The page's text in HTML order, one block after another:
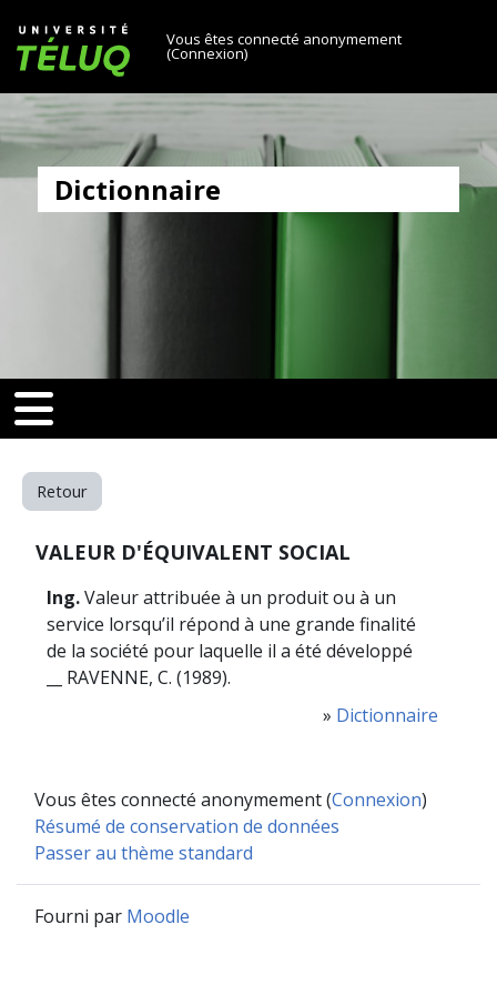
Université TÉLUQ
Vous êtes connecté anonymement
(Connexion)
Dictionnaire
[[nav-toggle]]
toggle]]
Retour
VALEUR D'ÉQUIVALENT SOCIAL
Ing.Valeur attribuée à un produit ou à un
service lorsqu’il répond à une grande finalité
de la société pour laquelle il a été développé
__ RAVENNE, C. (1989).
» Dictionnaire
Vous êtes connecté anonymement (Connexion)
Résumé de conservation de données
Passer au thème standard
Fourni par Moodle